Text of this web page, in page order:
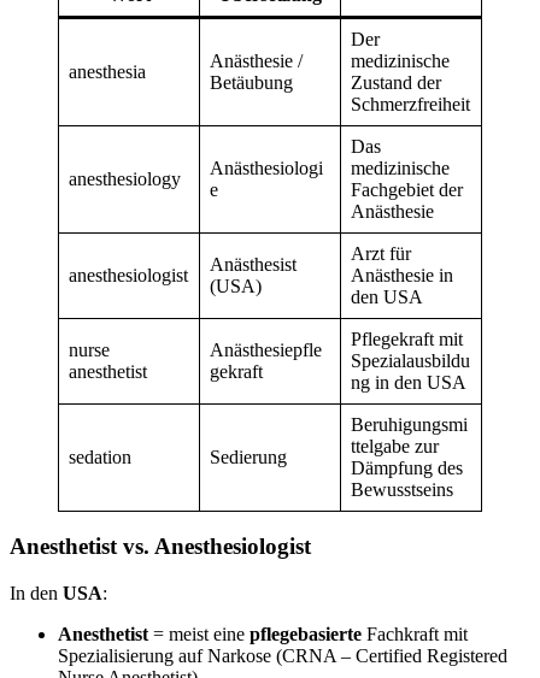
anesthesia
Anästhesie /
Betäubung
Der
medizinische
Zustand der
Schmerzfreiheit
anesthesiology
Anästhesiologi
e
Das
medizinische
Fachgebiet der
Anästhesie
anesthesiologist
Anästhesist
(USA)
Arzt für
Anästhesie in
den USA
nurse
anesthetist
Anästhesiepfle
gekraft
Pflegekraft mit
Spezialausbildu
ng in den USA
sedation Sedierung
Beruhigungsmi
ttelgabe zur
Dämpfung des
Bewusstseins
Anesthetist vs. Anesthesiologist
In den USA:
Anesthetist = meist eine pflegebasierte Fachkraft mit
Spezialisierung auf Narkose (CRNA – Certified Registered